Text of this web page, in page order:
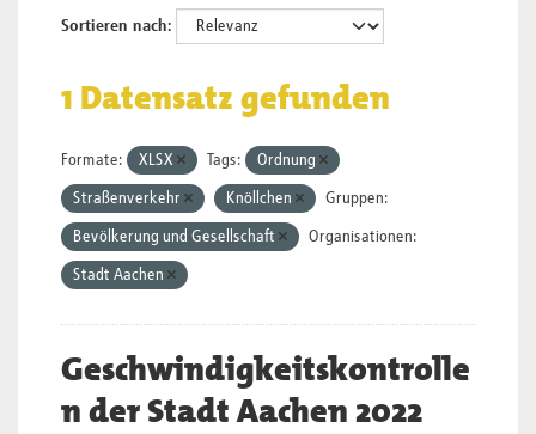
Sortieren nach
1 Datensatz gefunden
Formate: XLSX Tags: Ordnung
Straßenverkehr Knöllchen Gruppen:
Bevölkerung und Gesellschaft Organisationen:
Stadt Aachen
Geschwindigkeitskontrolle
n der Stadt Aachen 2022